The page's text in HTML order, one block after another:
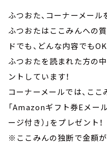
ふつおた、コーナーメール
ふつおたはここみんへの
ドでも、どんな内容でもOK
ふつおたを読まれた方の
ントしています！
コーナーメールでは、こ
「Amazonギフト券Eメー
ージ付き）」をプレゼント！
※ここみんの独断で金額